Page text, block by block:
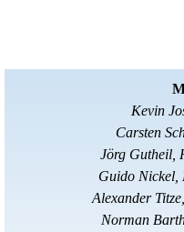
Kevin
Carsten
Jörg Gutheil,
Guido Nickel,
Alexander
Norman